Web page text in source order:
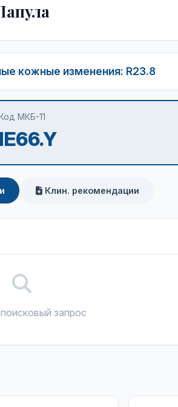
кожные изменения: R23.8
Код МКБ-11
Клин. рекомендации
запрос